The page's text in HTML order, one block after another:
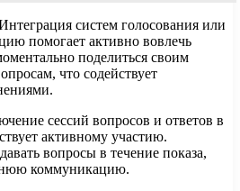
систем голосования или
помогает активно вовлечь
поделиться своим
что содействует
сессий вопросов и ответов в
активному участию.
вопросы в течение показа,
коммуникацию.